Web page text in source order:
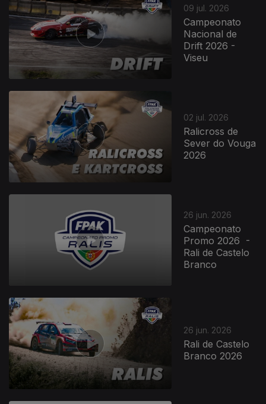
09 jul. 2026
Campeonato
Nacional de
Drift 2026 -
Viseu
02 jul. 2026
Ralicross de
Sever do Vouga
2026
26 jun. 2026
Campeonato
Promo 2026 -
Rali de Castelo
Branco
26 jun. 2026
Rali de Castelo
Branco 2026